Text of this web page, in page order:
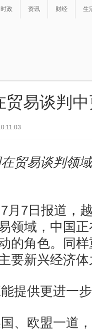
时政 资讯 财经 生
贸易谈判
贸易谈判领
月7日报道，
领域，中国
的角色。同
要新兴经济
提供更进一
、欧盟一道